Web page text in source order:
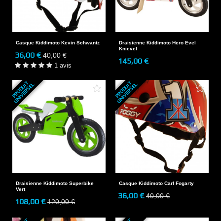
Casque Kiddimoto Kevin Schwantz
36,00 €40,00 €
1 avis
Draisienne Kiddimoto Hero Evel
Knievel
145,00 €
P
R
O
D
U
I
T
U
N
I
V
E
R
S
E
L
Draisienne Kiddimoto Superbike
Vert
108,00 €120,00 €
P
R
O
D
U
I
T
U
N
I
V
E
R
S
E
L
Casque Kiddimoto Carl Fogarty
36,00 €40,00 €